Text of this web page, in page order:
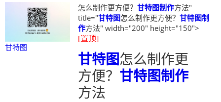
甘特图
怎么制作更方便？ 甘特图制作方法"
title="甘特图怎么制作更方便？ 甘特图制
作方法" width="200" height="150">
[置顶]
甘特图怎么制作更
方便？ 甘特图制作
方法